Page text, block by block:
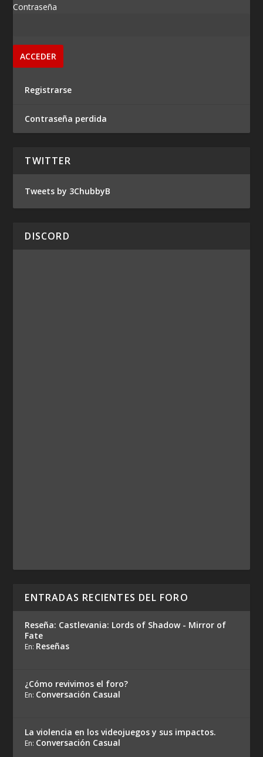
Contraseña
Registrarse
Contraseña perdida
TWITTER
Tweets by 3ChubbyB
DISCORD
ENTRADAS RECIENTES DEL FORO
Reseña: Castlevania: Lords of Shadow - Mirror of
Fate
En: Reseñas
¿Cómo revivimos el foro?
En: Conversación Casual
La violencia en los videojuegos y sus impactos.
En: Conversación Casual